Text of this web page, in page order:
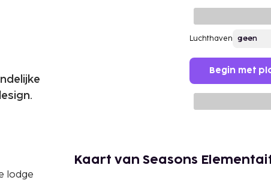
Luchthaven
Begin met
lodge
Kaart van Seasons